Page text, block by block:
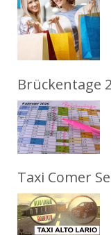
Brückentage
Taxi Comer